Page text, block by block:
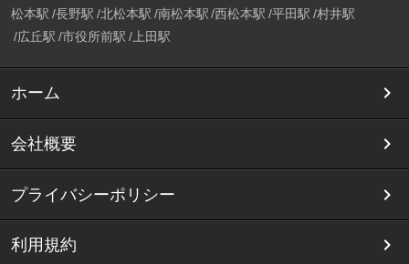
松本駅 長野駅 北松本駅 南松本駅 西松本駅 平田駅 村井駅
広丘駅 市役所前駅 上田駅
ホーム
会社概要
プライバシーポリシー
利用規約